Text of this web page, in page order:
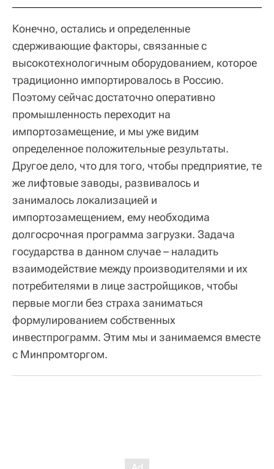
Конечно, остались и определенные
сдерживающие факторы, связанные с
высокотехнологичным оборудованием, которое
традиционно импортировалось в Россию.
Поэтому сейчас достаточно оперативно
промышленность переходит на
импортозамещение, и мы уже видим
определенное положительные результаты.
Другое дело, что для того, чтобы предприятие, те
же лифтовые заводы, развивалось и
занималось локализацией и
импортозамещением, ему необходима
долгосрочная программа загрузки. Задача
государства в данном случае – наладить
взаимодействие между производителями и их
потребителями в лице застройщиков, чтобы
первые могли без страха заниматься
формулированием собственных
инвестпрограмм. Этим мы и занимаемся вместе
с Минпромторгом.